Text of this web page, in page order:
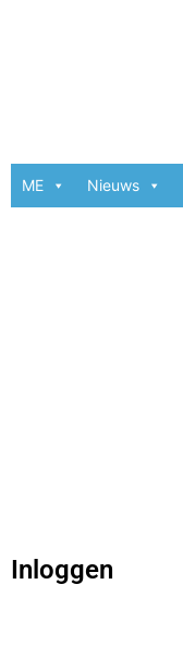
ME Nieuws
Inloggen